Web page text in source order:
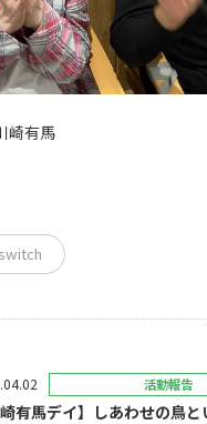
崎有馬
活動報告
崎有馬デイ】しあわせの鳥と